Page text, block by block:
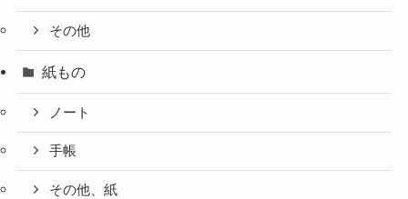
その他
紙もの
ノート
手帳
その他、紙